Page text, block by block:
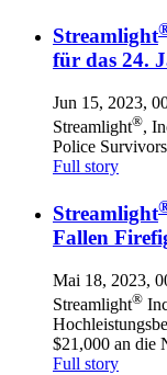
Streamlight
für das 24.
Jun 15, 2023,
Streamlight®,
Police
Full story
Streamlight
Fallen
Mai 18, 2023,
Streamlight®
$21,000 an die
Full story